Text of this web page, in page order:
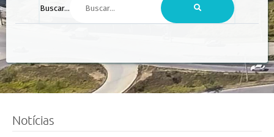
Buscar...
Notícias